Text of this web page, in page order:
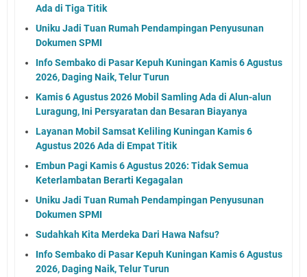
Ada di Tiga Titik
Uniku Jadi Tuan Rumah Pendampingan Penyusunan
Dokumen SPMI
Info Sembako di Pasar Kepuh Kuningan Kamis 6 Agustus
2026, Daging Naik, Telur Turun
Kamis 6 Agustus 2026 Mobil Samling Ada di Alun-alun
Luragung, Ini Persyaratan dan Besaran Biayanya
Layanan Mobil Samsat Keliling Kuningan Kamis 6
Agustus 2026 Ada di Empat Titik
Embun Pagi Kamis 6 Agustus 2026: Tidak Semua
Keterlambatan Berarti Kegagalan
Uniku Jadi Tuan Rumah Pendampingan Penyusunan
Dokumen SPMI
Sudahkah Kita Merdeka Dari Hawa Nafsu?
Info Sembako di Pasar Kepuh Kuningan Kamis 6 Agustus
2026, Daging Naik, Telur Turun